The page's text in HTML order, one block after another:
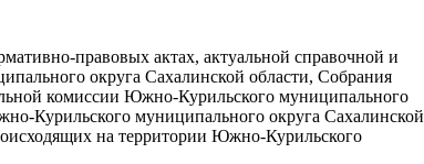
правовых актах, актуальной справочной и
округа Сахалинской области, Собрания
комиссии Южно-Курильского муниципального
Курильского муниципального округа Сахалинской
на территории Южно-Курильского